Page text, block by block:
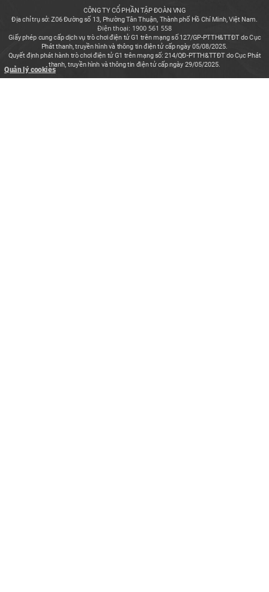
CÔNG TY CỔ PHẦN TẬP ĐOÀN VNG
Địa chỉ trụ sở: Z06 Đường số 13, Phường Tân Thuận, Thành phố Hồ Chí Minh, Việt Nam.
Điện thoại: 1900 561 558
Giấy phép cung cấp dịch vụ trò chơi điện tử G1 trên mạng số 127/GP-PTTH&TTĐT do Cục
Phát thanh, truyền hình và thông tin điện tử cấp ngày 05/08/2025.
Quyết định phát hành trò chơi điện tử G1 trên mạng số: 214/QĐ-PTTH&TTĐT do Cục Phát
thanh, truyền hình và thông tin điện tử cấp ngày 29/05/2025.
Quản lý cookies